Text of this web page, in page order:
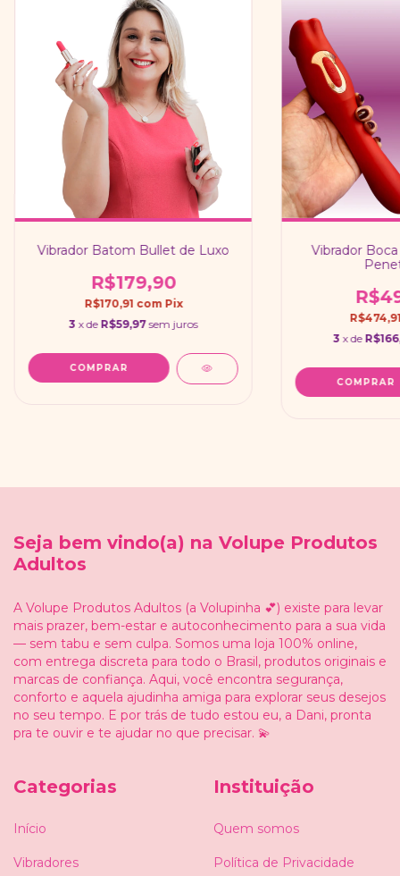
Vibrador Batom Bullet de Luxo
R$179,90
R$170,91 com Pix
3 x de R$59,97 sem juros
Vibrador
3 x de
Seja bem vindo(a) na Volupe Produtos
Adultos
A Volupe Produtos Adultos (a Volupinha 💕) existe para levar
mais prazer, bem-estar e autoconhecimento para a sua vida
— sem tabu e sem culpa. Somos uma loja 100% online,
com entrega discreta para todo o Brasil, produtos originais e
marcas de confiança. Aqui, você encontra segurança,
conforto e aquela ajudinha amiga para explorar seus desejos
no seu tempo. E por trás de tudo estou eu, a Dani, pronta
pra te ouvir e te ajudar no que precisar. 💫
Categorias
Início
Vibradores
Instituição
Quem somos
Política de Privacidade